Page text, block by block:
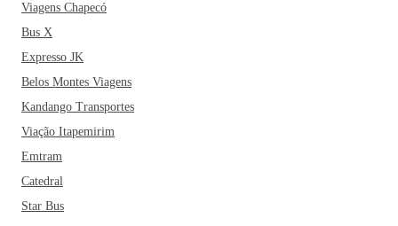
Viagens Chapecó
Bus X
Expresso JK
Belos Montes Viagens
Kandango Transportes
Viação Itapemirim
Emtram
Catedral
Star Bus